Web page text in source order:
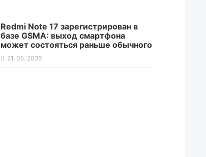
Redmi Note 17 зарегистрирован в
базе GSMA: выход смартфона
может состояться раньше обычного
21. 05. 2026